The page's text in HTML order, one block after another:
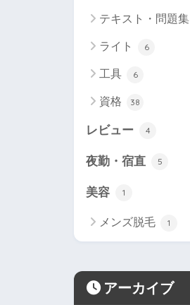
テキスト・問題集
ライト 6
工具 6
資格 38
レビュー 4
夜勤・宿直 5
美容 1
メンズ脱毛 1
アーカイブ